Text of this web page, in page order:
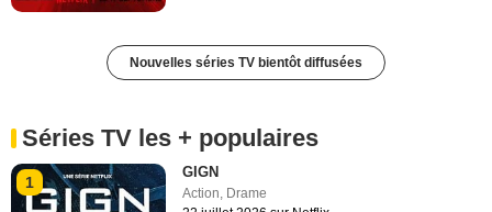
Nouvelles séries TV bientôt diffusées
Séries TV les + populaires
1
GIGN
Action Drame